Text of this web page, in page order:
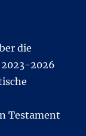
die
2026
Testament